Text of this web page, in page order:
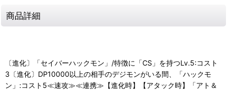
商品詳細
〔進化〕「セイバーハックモン」/特徴に「CS」を持つLv.5:コスト
3〔進化〕DP10000以上の相手のデジモンがいる間、「ハックモ
ン」:コスト5≪速攻≫≪連携≫【進化時】【アタック時】「アト＆